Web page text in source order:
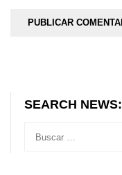
SEARCH NEWS: